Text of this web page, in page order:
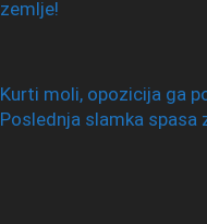
zemlje!
Kurti moli, opozicija ga
Poslednja slamka spasa